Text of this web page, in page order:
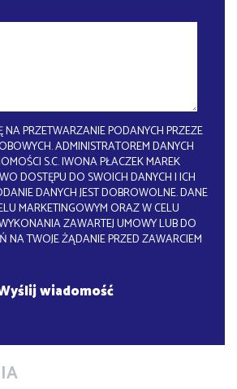
PRZETWARZANIE PODANYCH PRZEZE
ADMINISTRATOREM DANYCH
S.C. IWONA PŁACZEK MAREK
DOSTĘPU DO SWOICH DANYCH I ICH
DANYCH JEST DOBROWOLNE. DANE
MARKETINGOWYM ORAZ W CELU
ZAWARTEJ UMOWY LUB DO
NA TWOJE ŻĄDANIE PRZED ZAWARCIEM